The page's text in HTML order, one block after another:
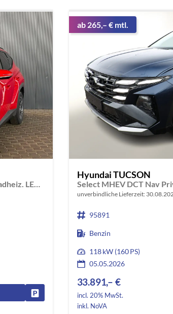
NX4 Pure 1.6 T-GDI 2WD 48V / Sitz + Lenkradheiz. LED Tempomat Alu 17"
Fahrzeug parken
ab 265,– € mtl.
Hyundai TUCSON
Select MHEV DCT Nav
unverbindliche Lieferzeit:
95891
Benzin
118 kW (160 PS)
05.05.2026
33.891,– €
incl. 20% MwSt.
inkl. NoVA